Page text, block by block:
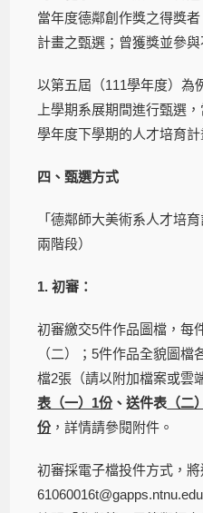
當年度德鄰創作獎之得獎
計畫之甄選；曾獲獎並參
以第五屆（111學年度）為
上學期系展期間進行甄選
學年度下學期的人才培育計
四、甄選方式
「德鄰師大美術系人才培
兩階段）
1. 初審：
初審繳交5件作品圖檔，每
（二）；5件作品全貌圖檔
檔2張（請以附加檔案或雲
表（一）1份 、送件表 （二
份 ，詳情請參閱附件。
初審採電子檔投件方式，